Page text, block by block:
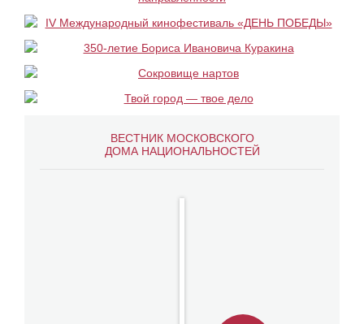
ВЕСТНИК МОСКОВСКОГО
ДОМА НАЦИОНАЛЬНОСТЕЙ